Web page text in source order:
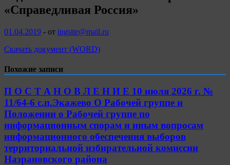
«Справедливая Россия»
01.04.2019 - от ingsite@mail.ru
Скачать документ (WORD)
Похожие записи
П О С Т А Н О В Л Е Н И Е 10 июля 2026 г. №
11/64-6 с.п.Экажево О Рабочей группе и
Положении о Рабочей группе по
информационным спорам и иным вопросам
информационного обеспечения выборов
территориальной избирательной комиссии
Назрановского района